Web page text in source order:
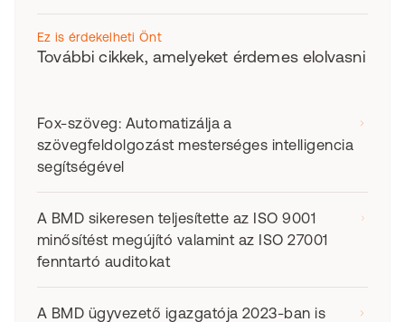
Ez is érdekelheti Önt
További cikkek, amelyeket érdemes elolvasni
Fox-szöveg: Automatizálja a
szövegfeldolgozást mesterséges intelligencia
segítségével
A BMD sikeresen teljesítette az ISO 9001
minősítést megújító valamint az ISO 27001
fenntartó auditokat
A BMD ügyvezető igazgatója 2023-ban is